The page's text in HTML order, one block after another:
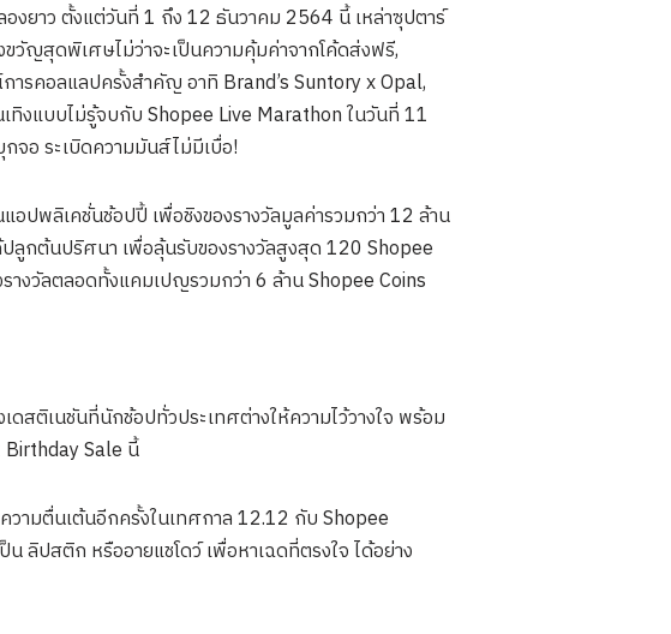
งยาว ตั้งแต่วันที่ 1 ถึง 12 ธันวาคม 2564 นี้ เหล่าซุปตาร์
วัญสุดพิเศษไม่ว่าจะเป็นความคุ้มค่าจากโค้ดส่งฟรี,
รคอลแลปครั้งสำคัญ อาทิ Brand’s Suntory x Opal,
งแบบไม่รู้จบกับ Shopee Live Marathon ในวันที่ 11
อ ระเบิดความมันส์ไม่มีเบื่อ!
ปพลิเคชั่นช้อปปี้ เพื่อชิงของรางวัลมูลค่ารวมกว่า 12 ล้าน
ลูกต้นปริศนา เพื่อลุ้นรับของรางวัลสูงสุด 120 Shopee
างวัลตลอดทั้งแคมเปญรวมกว่า 6 ล้าน Shopee Coins
ติเนชันที่นักช้อปทั่วประเทศต่างให้ความไว้วางใจ พร้อม
Sale นี้
วามตื่นเต้นอีกครั้งในเทศกาล 12.12 กับ Shopee
ลิปสติก หรืออายแชโดว์ เพื่อหาเฉดที่ตรงใจ ได้อย่าง